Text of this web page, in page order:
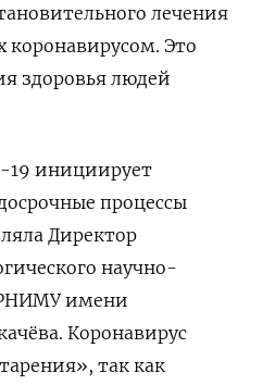
лечения
коронавирусом. Это
здоровья людей
19 инициирует
процессы
Директор
научно-
РНИМУ имени
Коронавирус
так как